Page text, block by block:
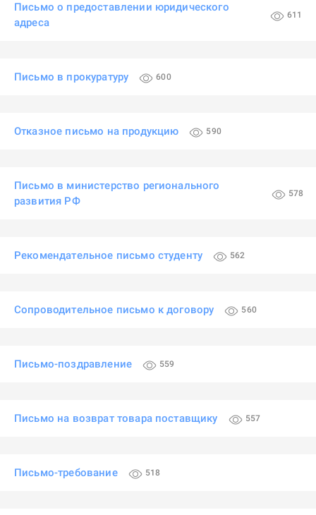
Письмо о предоставлении юридического
адреса
611
Письмо в прокуратуру 600
Отказное письмо на продукцию 590
Письмо в министерство регионального
развития РФ
578
Рекомендательное письмо студенту 562
Сопроводительное письмо к договору 560
Письмо-поздравление 559
Письмо на возврат товара поставщику 557
Письмо-требование 518